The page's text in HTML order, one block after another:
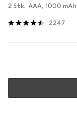
2 Stk., AAA, 1000 mAh
2247